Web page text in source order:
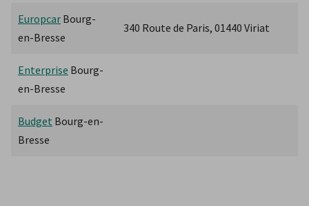
Europcar Bourg-
en-Bresse
340 Route de Paris, 01440 Viriat
Enterprise Bourg-
en-Bresse
Budget Bourg-en-
Bresse